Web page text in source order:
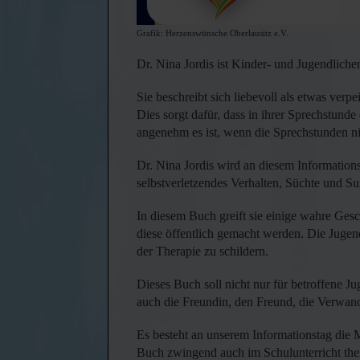
Grafik: Herzenswünsche Oberlausitz e.V.
Dr. Nina Jordis ist Kinder- und
Sie beschreibt sich liebevoll als etwas
Dies sorgt dafür, dass in ihrer
angenehm es ist, wenn die Sprechstunden
Dr. Nina Jordis wird an diesem
selbstverletzendes Verhalten, Süchte und
In diesem Buch greift sie einige wahre
diese öffentlich gemacht werden. Die
der Therapie zu schildern.
Dieses Buch soll nicht nur für betroffene
auch die Freundin, den Freund, die
Es besteht an unserem Informationstag
Buch zwingend auch im Schulunterricht